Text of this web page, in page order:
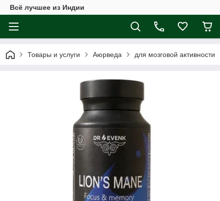
Всё лучшее из Индии
Товары и услуги Аюрведа для мозговой активности